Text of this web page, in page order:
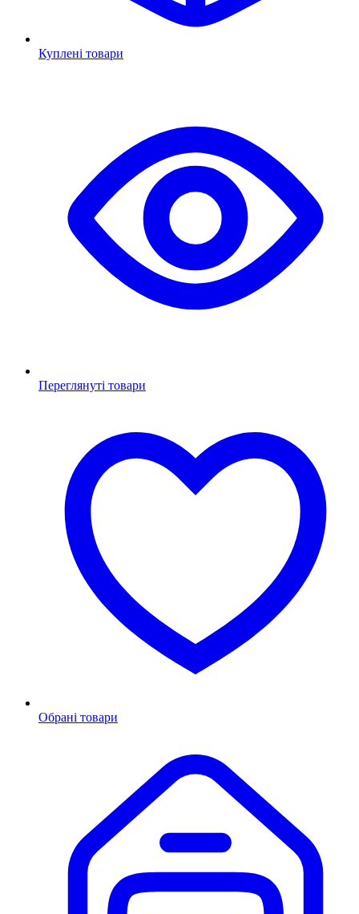
Куплені товари
Переглянуті товари
Обрані товари